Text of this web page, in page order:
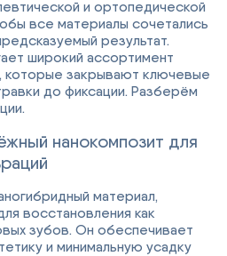
и ортопедической
все материалы сочетались
результат.
широкий ассортимент
которые закрывают ключевые
до фиксации. Разберём
нанокомпозит для
материал,
восстановления как
зубов. Он обеспечивает
и минимальную усадку